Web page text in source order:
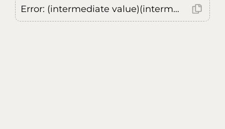
Error: (intermediate value)(intermediate value)(intermediate value).replaceAll is not a function